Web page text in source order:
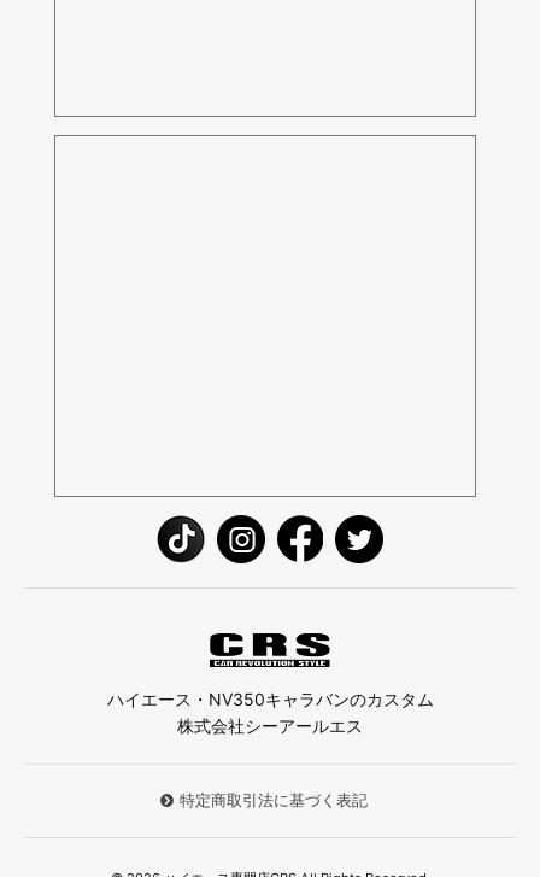
ハイエース・NV350キャラバンのカスタム
株式会社シーアールエス
特定商取引法に基づく表記